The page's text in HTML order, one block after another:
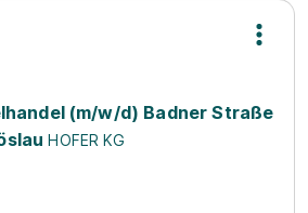
(m/w/d) Badner Straße
HOFER KG